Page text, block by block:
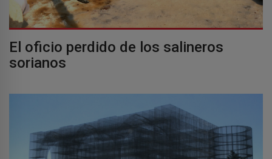
El oficio perdido de los salineros
sorianos